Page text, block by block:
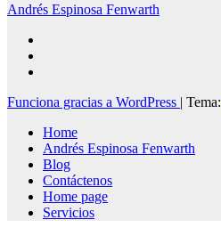
Andrés Espinosa Fenwarth
Funciona gracias a WordPress | Tema:
Home
Andrés Espinosa Fenwarth
Blog
Contáctenos
Home page
Servicios